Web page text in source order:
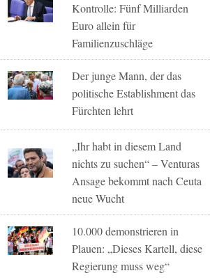
Kontrolle: Fünf Milliarden
Euro allein für
Familienzuschläge
Der junge Mann, der das
politische Establishment das
Fürchten lehrt
„Ihr habt in diesem Land
nichts zu suchen“ – Venturas
Ansage bekommt nach Ceuta
neue Wucht
10.000 demonstrieren in
Plauen: „Dieses Kartell, diese
Regierung muss weg“